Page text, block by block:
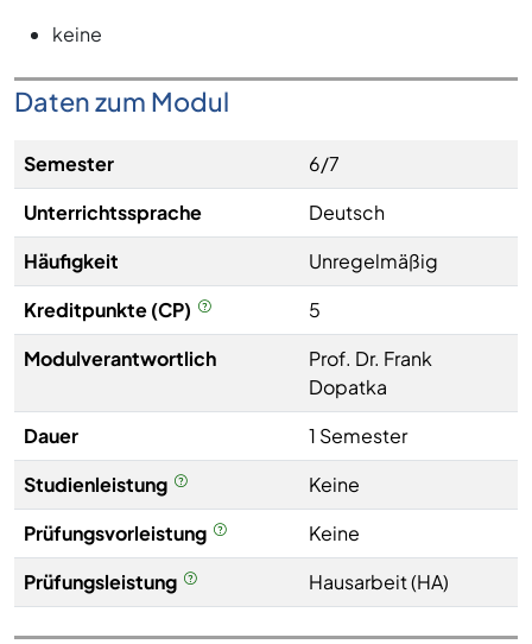
keine
Daten zum Modul
Semester
6/7
Unterrichtssprache
Deutsch
Häufigkeit
Unregelmäßig
Kreditpunkte (CP)
5
Modulverantwortlich
Prof. Dr. Frank
Dopatka
Dauer
1 Semester
Studienleistung
Keine
Prüfungsvorleistung
Keine
Prüfungsleistung
Hausarbeit (HA)